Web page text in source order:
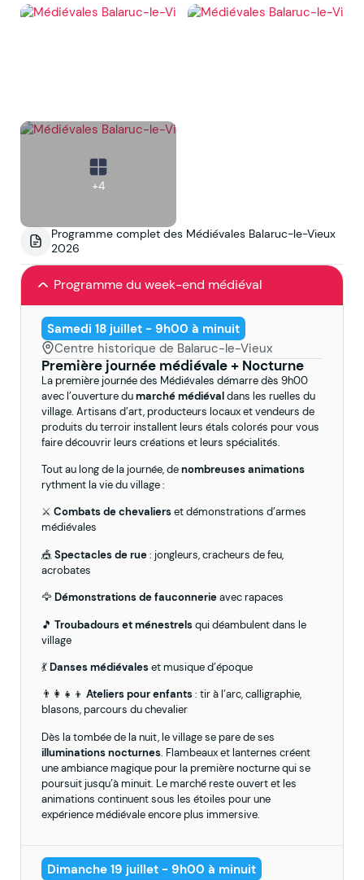
+4
Programme complet des Médiévales Balaruc-le-Vieux
2026
Programme du week-end médiéval
Samedi 18 juillet - 9h00 à minuit
Centre historique de Balaruc-le-Vieux
Première journée médiévale + Nocturne
La première journée des Médiévales démarre dès 9h00
avec l’ouverture dumarché médiévaldans les ruelles du
village. Artisans d’art, producteurs locaux et vendeurs de
produits du terroir installent leurs étals colorés pour vous
faire découvrir leurs créations et leurs spécialités.
Tout au long de la journée, denombreuses animations
rythment la vie du village :
⚔️ Combats de chevalierset démonstrations d’armes
médiévales
🎪Spectacles de rue: jongleurs, cracheurs de feu,
acrobates
🦅Démonstrations de fauconnerieavec rapaces
🎵 Troubadours et ménestrelsqui déambulent dans le
village
💃Danses médiévaleset musique d’époque
👨‍👩‍👧‍👦 Ateliers pour enfants: tir à l’arc, calligraphie,
blasons, parcours du chevalier
Dès la tombée de la nuit, le village se pare de ses
illuminations nocturnes. Flambeaux et lanternes créent
une ambiance magique pour la première nocturne qui se
poursuit jusqu’à minuit. Le marché reste ouvert et les
animations continuent sous les étoiles pour une
expérience médiévale encore plus immersive.
Dimanche 19 juillet - 9h00 à minuit